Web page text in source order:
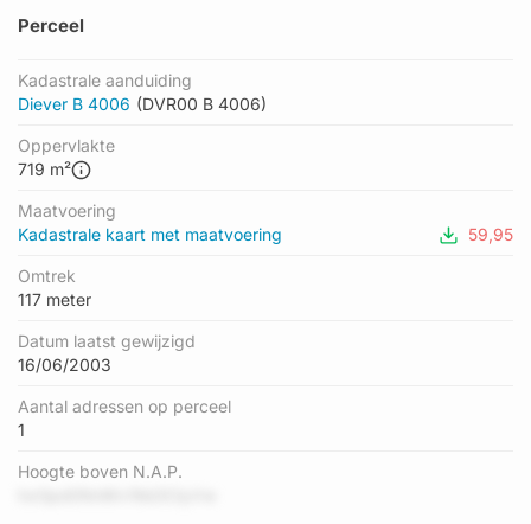
Perceel
Kadastrale aanduiding
Diever B 4006 (DVR00 B 4006)
Oppervlakte
719 m²
Maatvoering
Kadastrale kaart met maatvoering
59,95
Omtrek
117 meter
Datum laatst gewijzigd
16/06/2003
Aantal adressen op perceel
1
Hoogte boven N.A.P.